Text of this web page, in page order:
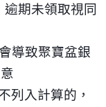
逾期未領取視同
導致聚寶盆銀
列入計算的，